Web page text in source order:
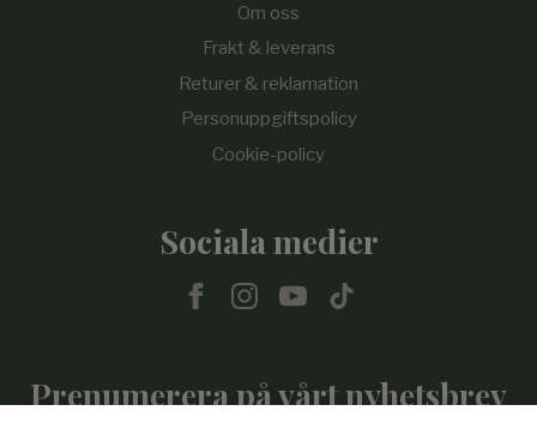
Om oss
Frakt & leverans
Returer & reklamation
Personuppgiftspolicy
Cookie-policy
Sociala medier
Prenumerera på vårt nyhetsbrev